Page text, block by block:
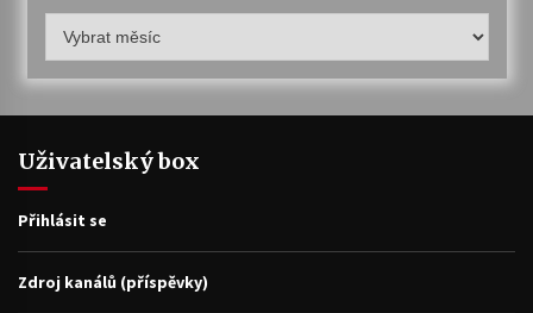
archiv
Uživatelský box
Přihlásit se
Zdroj kanálů (příspěvky)